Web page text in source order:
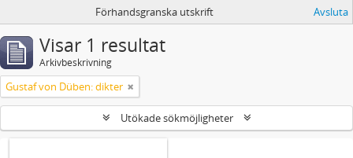
Förhandsgranska utskrift Avsluta
Visar 1 resultat
Arkivbeskrivning
Gustaf von Düben: dikter
Utökade sökmöjligheter